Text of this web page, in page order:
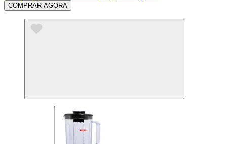
COMPRAR AGORA